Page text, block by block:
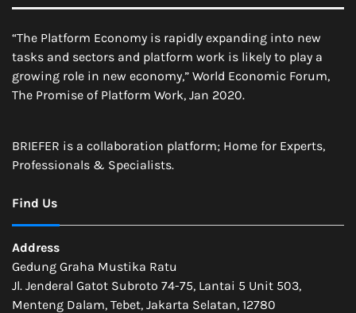
“The Platform Economy is rapidly expanding into new
tasks and sectors and platform work is likely to play a
growing role in new economy,” World Economic Forum,
The Promise of Platform Work, Jan 2020.
BRIEFER is a collaboration platform; Home for Experts,
Professionals & Specialists.
Find Us
Address
Gedung Graha Mustika Ratu
Jl. Jenderal Gatot Subroto 74-75, Lantai 5 Unit 503,
Menteng Dalam, Tebet, Jakarta Selatan, 12780